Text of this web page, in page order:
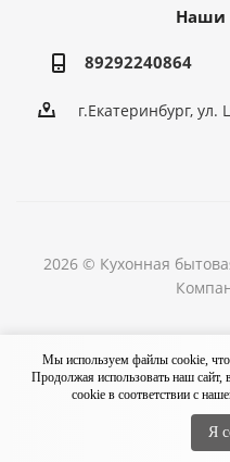
Наши
89292240864
г.Екатеринбург, ул.
2026 © Кухонная
Мы используем файлы cookie,
Продолжая использовать наш сайт,
cookie в соответствии с
Я